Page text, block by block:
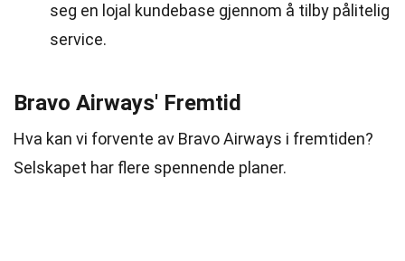
seg en lojal kundebase gjennom å tilby pålitelig
service.
Bravo Airways' Fremtid
Hva kan vi forvente av Bravo Airways i fremtiden?
Selskapet har flere spennende planer.